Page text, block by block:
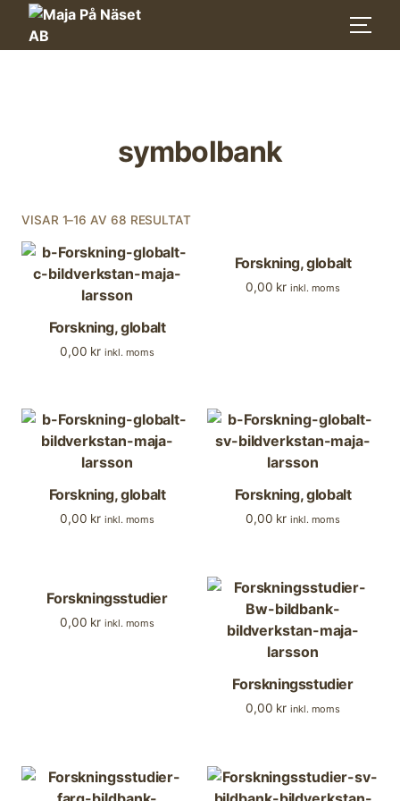
symbolbank
VISAR 1–16 AV 68 RESULTAT
Forskning, globalt
0,00 kr inkl. moms
Forskning, globalt
0,00 kr inkl. moms
Forskning, globalt
0,00 kr inkl. moms
Forskning, globalt
0,00 kr inkl. moms
Forskningsstudier
0,00 kr inkl. moms
Forskningsstudier
0,00 kr inkl. moms